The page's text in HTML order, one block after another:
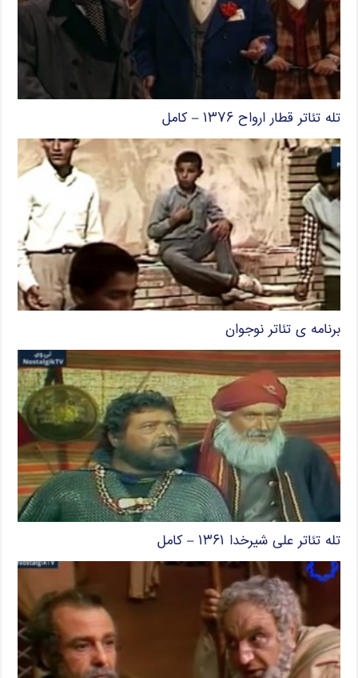
تله تئاتر قطار ارواح ۱۳۷۶ – کامل
برنامه ی تئاتر نوجوان
تله تئاتر علی شیرخدا ۱۳۶۱ – کامل